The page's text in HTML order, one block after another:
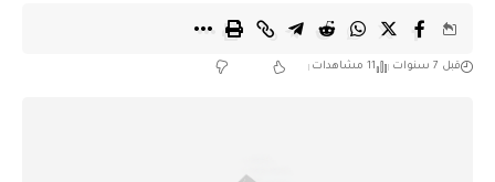
قبل 7 سنوات 11 مشاهدات